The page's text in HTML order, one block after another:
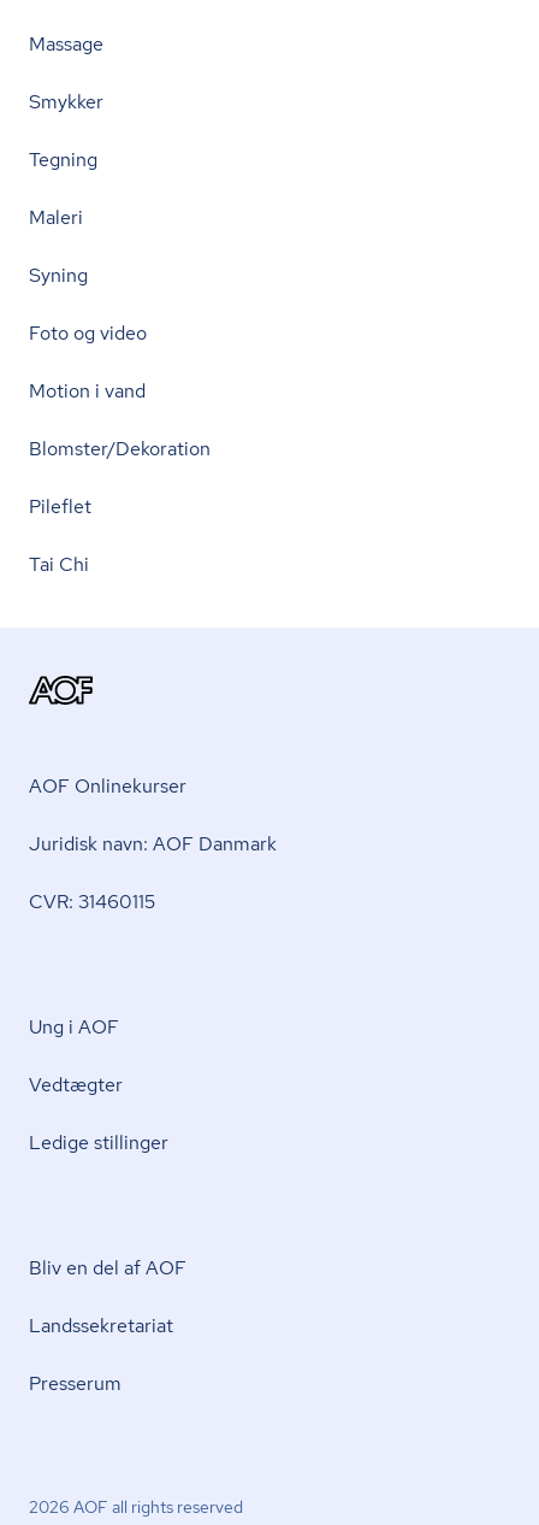
Massage
Smykker
Tegning
Maleri
Syning
Foto og video
Motion i vand
Blomster/Dekoration
Pileflet
Tai Chi
AOF Onlinekurser
Juridisk navn: AOF Danmark
CVR: 31460115
Ung i AOF
Vedtægter
Ledige stillinger
Bliv en del af AOF
Lands­se­kre­ta­ri­at
Presserum
2026 AOF all rights reserved